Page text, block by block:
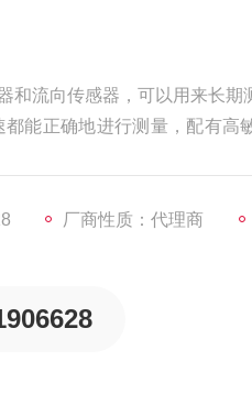
和流向传感器，可以用来长期
能正确地进行测量，配有高
厂商性质：代理商